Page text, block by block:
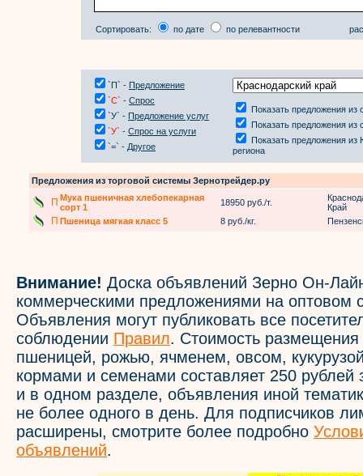
Сортировать: по дате по релевантности
`П` - Предложение
`С` - Спрос
`У` - Предложение услуг
`У` - Спрос на услуги
`=` - Другое
Показать предложения из
Показать предложения из
Показать предложения
региона
Предложения из торговой системы Зернотрейдер.ру
П Мука пшеничная хлебопекарная
сорт 1
18950 руб./т.
Край
П Пшеница мягкая класс 5 8 руб./кг.
Внимание! Доска объявлений Зерно Он-
коммерческими предложениями на оптовом
Объявления могут публиковать все
соблюдении Правил. Стоимость
пшеницей, рожью, ячменем, овсом,
кормами и семенами составляет 250 рублей
и в одном разделе, объявления иной
не более одного в день. Для подписчиков
расширены, смотрите более подробно
объявлений.